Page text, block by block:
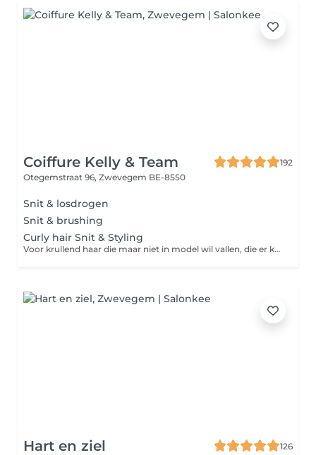
Coiffure Kelly & Team
192
Otegemstraat 96, Zwevegem BE-8550
Snit & losdrogen
Snit & brushing
Curly hair Snit & Styling
Voor krullend haar die maar niet in model wil vallen, die er kroes, stug, frissé, droog uitziet? Met onze snit, styling en advies creëren we uw mooie geaccentueerde krullen met een langdurige houdbaarheid.
Hart en ziel
126